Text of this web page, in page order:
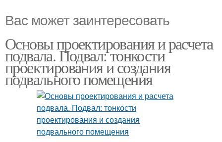
Вас может заинтересовать
Основы проектирования и расчета
подвала. Подвал: тонкости
проектирования и создания
подвального помещения